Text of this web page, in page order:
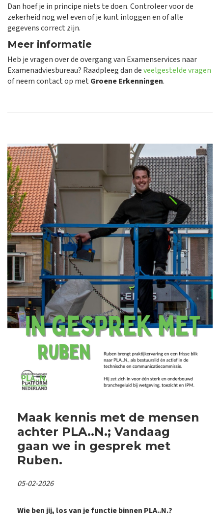
Dan hoef je in principe niets te doen. Controleer voor de
zekerheid nog wel even of je kunt inloggen en of alle
gegevens correct zijn.
Meer informatie
Heb je vragen over de overgang van Examenservices naar
Examenadviesbureau? Raadpleeg dan deveelgestelde vragen
of neem contact op met Groene Erkenningen.
Maak kennis met de mensen
achter PLA..N.; Vandaag
gaan we in gesprek met
Ruben.
05-02-2026
Wie ben jij, los van je functie binnen PLA..N.?